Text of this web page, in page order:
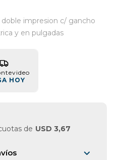
impresion c/ gancho
y en pulgadas
HOY
de USD 3,67